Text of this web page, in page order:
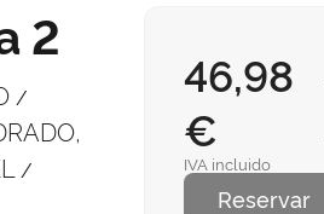
2
/
/
46,98
€
IVA incluido
Reservar